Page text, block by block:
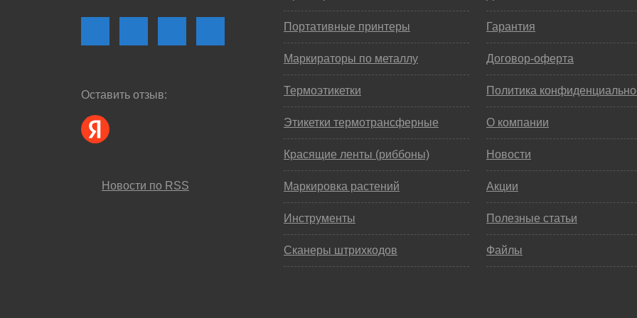
Оставить отзыв:
Новости по RSS
Портативные принтеры
Маркираторы по металлу
Термоэтикетки
Этикетки термотрансферные
Красящие ленты (риббоны)
Маркировка растений
Инструменты
Сканеры штрихкодов
Гарантия
Договор-оферта
Политика
О компании
Новости
Акции
Полезные статьи
Файлы